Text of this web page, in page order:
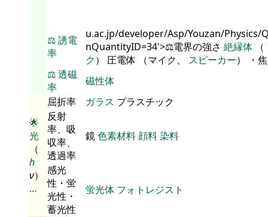
⚖️誘電
率
u.ac.jp/developer/Asp/Youzan/Physics/
nQuantityID=34'>⚖️電界の強さ 絶縁体 （
ク） 圧電体 （マイク、 スピーカー） ・
⚖️透磁
率
磁性体
🌟
光
（
h
ν）
…
屈折率 ガラス プラスチック
反射
率、吸
収率、
透過率
鏡色素材料 顔料染料
感光
性・蛍
光性・
蓄光性
蛍光体 フォトレジスト